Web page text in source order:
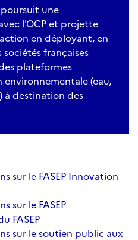
une
l'OCP et projette
en déployant, en
françaises
plateformes
(eau,
à destination des
sur le FASEP Innovation
sur le FASEP
FASEP
sur le soutien public aux